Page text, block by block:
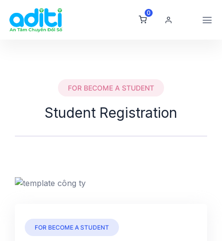
0
FOR BECOME A STUDENT
Student Registration
FOR BECOME A STUDENT